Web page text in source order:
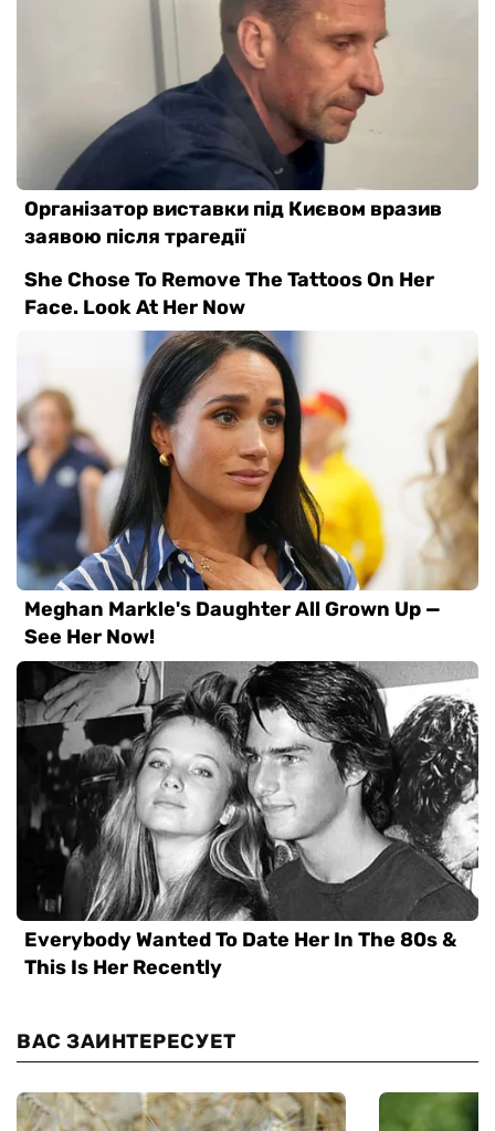
ВАС ЗАИНТЕРЕСУЕТ